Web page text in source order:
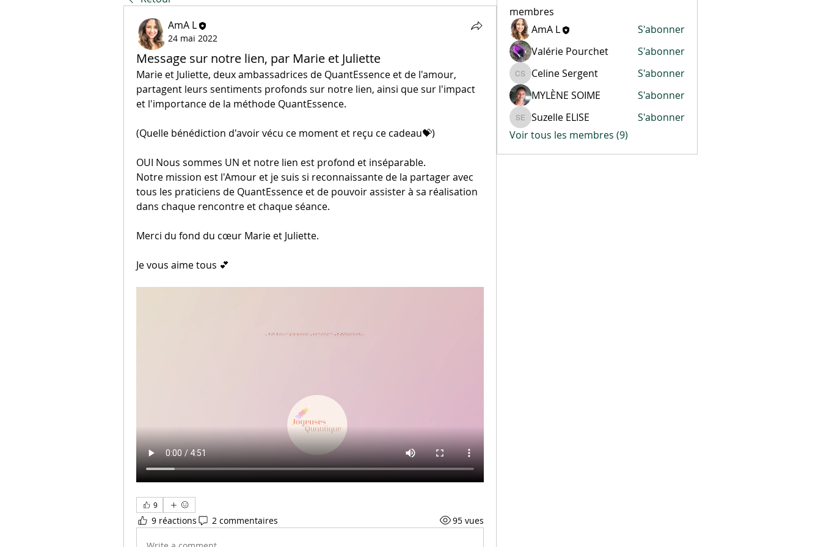
AmA L
24 mai 2022
Message sur notre lien, par Marie et Juliette
Marie et Juliette, deux ambassadrices de QuantEssence et de l'amour,
partagent leurs sentiments profonds sur notre lien, ainsi que sur l'impact
et l'importance de la méthode QuantEssence.
(Quelle bénédiction d'avoir vécu ce moment et reçu ce cadeau💝)
OUI Nous sommes UN et notre lien est profond et inséparable.
Notre mission est l'Amour et je suis si reconnaissante de la partager avec
tous les praticiens de QuantEssence et de pouvoir assister à sa réalisation
dans chaque rencontre et chaque séance.
Merci du fond du cœur Marie et Juliette.
Je vous aime tous 💕
9
9 réactions 2 commentaires 95 vues
membres
AmA L
S'abonner
Valérie Pourchet
S'abonner
Celine Sergent
Celine Sergent
S'abonner
MYLÈNE SOIME
S'abonner
Suzelle ELISE
Suzelle ELISE
S'abonner
Voir tous les membres (9)